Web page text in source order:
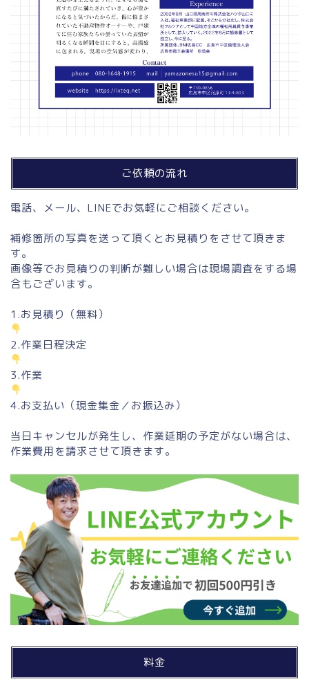
ご依頼の流れ
電話、メール、LINEでお気軽にご相談ください。
補修箇所の写真を送って頂くとお見積りをさせて頂きま
す。
画像等でお見積りの判断が難しい場合は現場調査をする場
合もございます。
1.お見積り（無料）
2.作業日程決定
3.作業
4.お支払い（現金集金／お振込み）
当日キャンセルが発生し、作業延期の予定がない場合は、
作業費用を請求させて頂きます。
料金